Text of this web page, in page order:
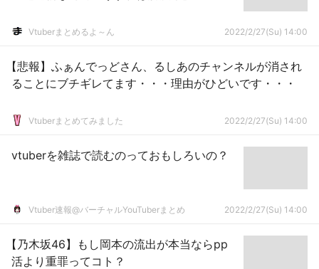
Vtuberまとめるよ～ん 2022/2/27(Su) 14:00
【悲報】ふぁんでっどさん、るしあのチャンネルが消され
ることにブチギレてます・・・理由がひどいです・・・
Vtuberまとめてみました 2022/2/27(Su) 14:00
vtuberを雑誌で読むのっておもしろいの？
Vtuber速報@バーチャルYouTuberまとめ 2022/2/27(Su) 14:00
【乃木坂46】もし岡本の流出が本当ならpp
活より重罪ってコト？